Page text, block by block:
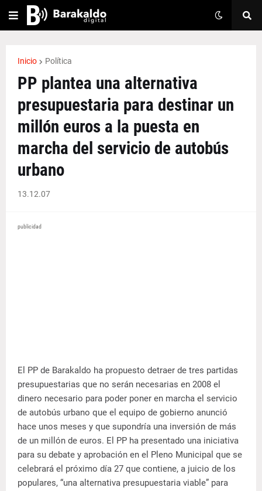
Inicio Política
PP plantea una alternativa
presupuestaria para destinar un
millón euros a la puesta en
marcha del servicio de autobús
urbano
13.12.07
publicidad
El PP de Barakaldo ha propuesto detraer de tres partidas
presupuestarias que no serán necesarias en 2008 el
dinero necesario para poder poner en marcha el servicio
de autobús urbano que el equipo de gobierno anunció
hace unos meses y que supondría una inversión de más
de un millón de euros. El PP ha presentado una iniciativa
para su debate y aprobación en el Pleno Municipal que se
celebrará el próximo día 27 que contiene, a juicio de los
populares, “una alternativa presupuestaria viable” para